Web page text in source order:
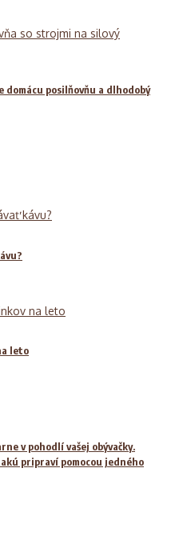
posilňovňu a dlhodobý
leto
v pohodlí vašej obývačky.
pripraví pomocou jedného